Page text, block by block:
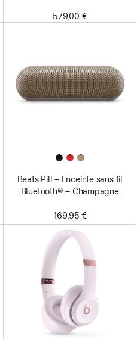
579,00 €
Beats Pill – Enceinte sans fil
Bluetooth® – Champagne
169,95 €